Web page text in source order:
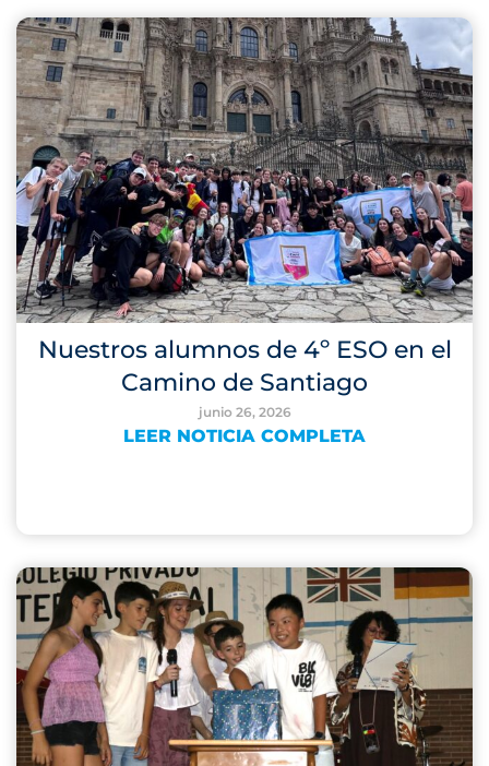
Nuestros alumnos de 4º ESO en el
Camino de Santiago
junio 26, 2026
LEER NOTICIA COMPLETA